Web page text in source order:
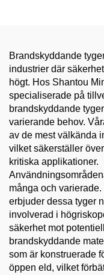
Brandskyddande
industrier där
högt. Hos Shantou
specialiserade på
brandskyddande
varierande behov.
av de mest välkända
vilket säkerställer
kritiska applikationer.
många och
erbjuder dessa tyger
involverad i
säkerhet mot
brandskyddande
som är konstruerade
öppen eld, vilket